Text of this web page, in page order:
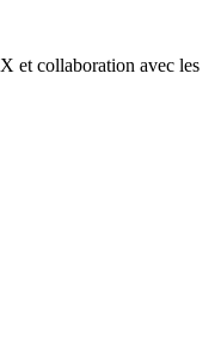
et collaboration avec les